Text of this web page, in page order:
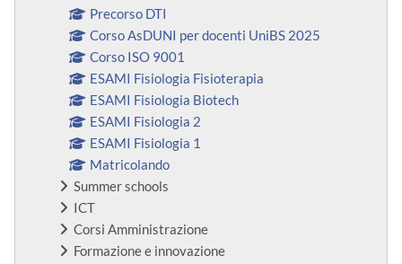
Precorso DTI
Corso AsDUNI per docenti UniBS 2025
Corso ISO 9001
ESAMI Fisiologia Fisioterapia
ESAMI Fisiologia Biotech
ESAMI Fisiologia 2
ESAMI Fisiologia 1
Matricolando
Summer schools
ICT
Corsi Amministrazione
Formazione e innovazione